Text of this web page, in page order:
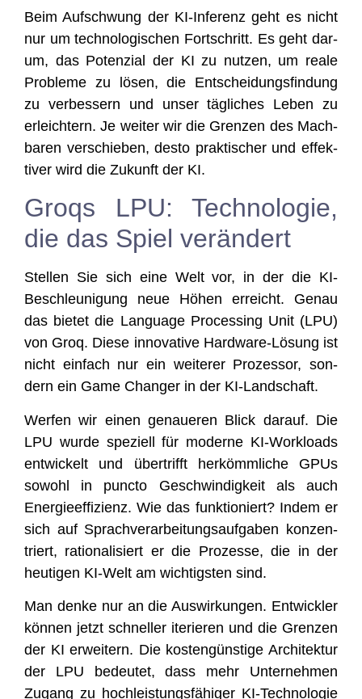
Beim Auf­schwung der KI-Infe­renz geht es nicht
nur um tech­no­lo­gi­schen Fort­schritt. Es geht dar­
um, das Poten­zi­al der KI zu nut­zen, um rea­le
Pro­ble­me zu lösen, die Ent­schei­dungs­fin­dung
zu ver­bes­sern und unser täg­li­ches Leben zu
erleich­tern. Je wei­ter wir die Gren­zen des Mach­
ba­ren ver­schie­ben, des­to prak­ti­scher und effek­
ti­ver wird die Zukunft der KI.
Groqs LPU: Technologie,
die das Spiel verändert
Stel­len Sie sich eine Welt vor, in der die KI-
Beschleu­ni­gung neue Höhen erreicht. Genau
das bie­tet die Lan­guage Pro­ces­sing Unit (LPU)
von Groq. Die­se inno­va­ti­ve Hard­ware-Lösung ist
nicht ein­fach nur ein wei­te­rer Pro­zes­sor, son­
dern ein Game Chan­ger in der KI-Landschaft.
Wer­fen wir einen genaue­ren Blick dar­auf. Die
LPU wur­de spe­zi­ell für moder­ne KI-Workloads
ent­wi­ckelt und über­trifft her­kömm­li­che GPUs
sowohl in punc­to Geschwin­dig­keit als auch
Ener­gie­ef­fi­zi­enz. Wie das funk­tio­niert? Indem er
sich auf Sprach­ver­ar­bei­tungs­auf­ga­ben kon­zen­
triert, ratio­na­li­siert er die Pro­zes­se, die in der
heu­ti­gen KI-Welt am wich­tigs­ten sind.
Man den­ke nur an die Aus­wir­kun­gen. Ent­wick­ler
kön­nen jetzt schnel­ler ite­rie­ren und die Gren­zen
der KI erwei­tern. Die kos­ten­güns­ti­ge Archi­tek­tur
der LPU bedeu­tet, dass mehr Unter­neh­men
Zugang zu hoch­leis­tungs­fä­hi­ger KI-Tech­no­lo­gie